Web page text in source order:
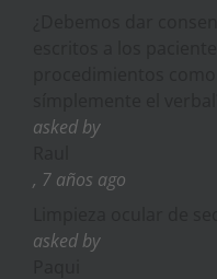
asked by
, 7 años ago
asked by